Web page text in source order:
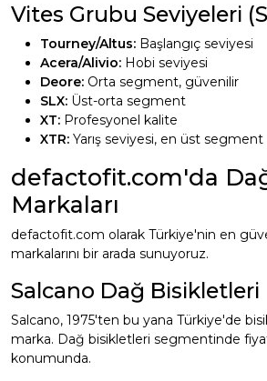
Vites Grubu Seviyeleri
Tourney/Altus: Başlangıç seviyesi
Acera/Alivio: Hobi seviyesi
Deore: Orta segment, güvenilir
SLX: Üst-orta segment
XT: Profesyonel kalite
XTR: Yarış seviyesi, en üst segment
defactofit.com'da
Markaları
defactofit.com olarak Türkiye'nin en
markalarını bir arada sunuyoruz.
Salcano Dağ Bisikletleri
Salcano, 1975'ten bu yana Türkiye'de
marka. Dağ bisikletleri segmentinde
konumunda.